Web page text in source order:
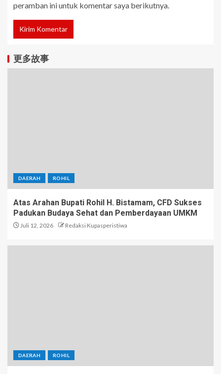
peramban ini untuk komentar saya berikutnya.
更多故事
DAERAH ROHIL
Atas Arahan Bupati Rohil H. Bistamam, CFD Sukses
Padukan Budaya Sehat dan Pemberdayaan UMKM
Juli 12, 2026 Redaksi Kupasperistiwa
DAERAH ROHIL